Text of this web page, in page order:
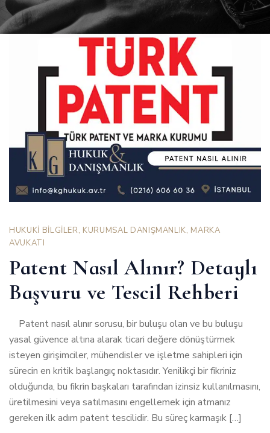
HUKUKİ BİLGİLER, KURUMSAL DANIŞMANLIK, MARKA
AVUKATI
Patent Nasıl Alınır? Detaylı
Başvuru ve Tescil Rehberi
Patent nasıl alınır sorusu, bir buluşu olan ve bu buluşu
yasal güvence altına alarak ticari değere dönüştürmek
isteyen girişimciler, mühendisler ve işletme sahipleri için
sürecin en kritik başlangıç noktasıdır. Yenilikçi bir fikriniz
olduğunda, bu fikrin başkaları tarafından izinsiz kullanılmasını,
üretilmesini veya satılmasını engellemek için atmanız
gereken ilk adım patent tescilidir. Bu süreç karmaşık […]